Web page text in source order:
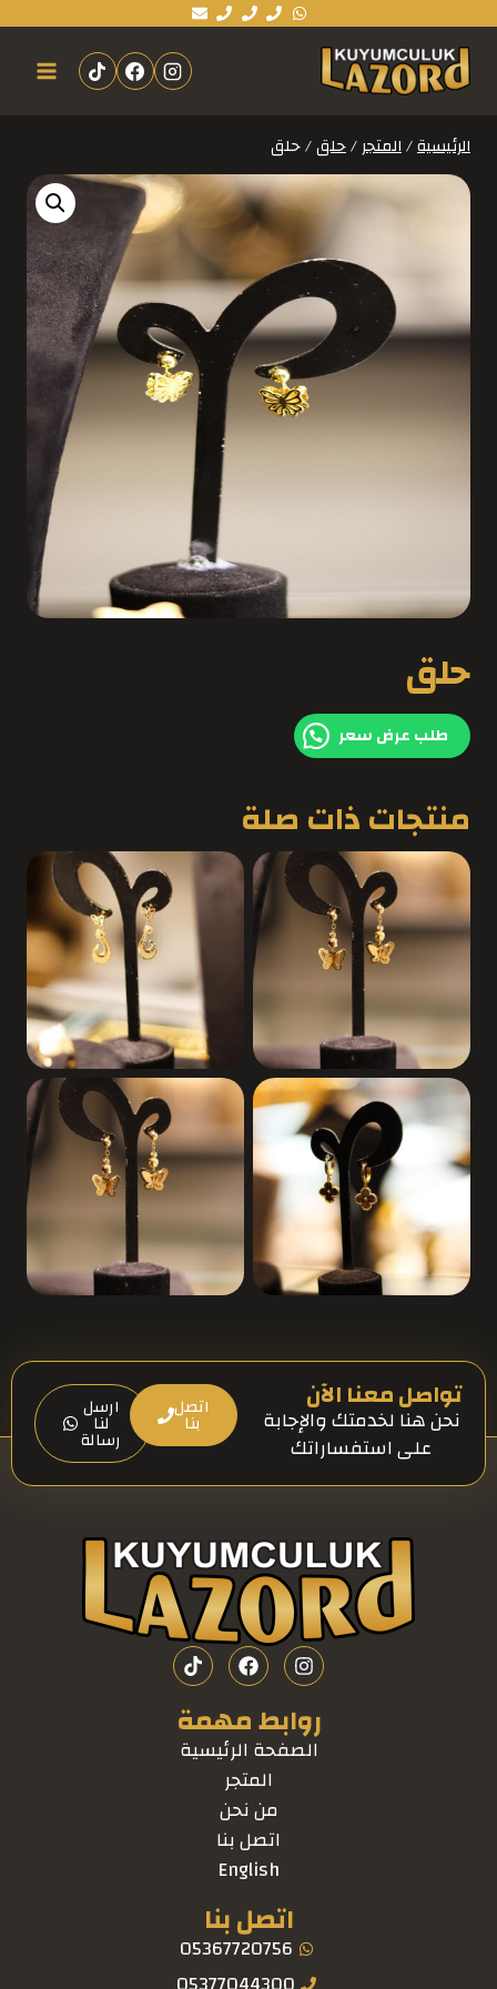
الرئيسية/المتجر/حلق/حلق
حلق
طلب عرض سعر
منتجات ذات صلة
تواصل معنا الآن
نحن هنا لخدمتك والإجابة
على استفساراتك
اتصل
بنا
ارسل
لنا
رسالة
روابط مهمة
الصفحة الرئيسية
المتجر
من نحن
اتصل بنا
English
اتصل بنا
05367720756